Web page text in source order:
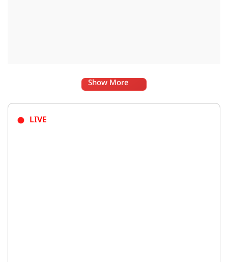
Show More
LIVE